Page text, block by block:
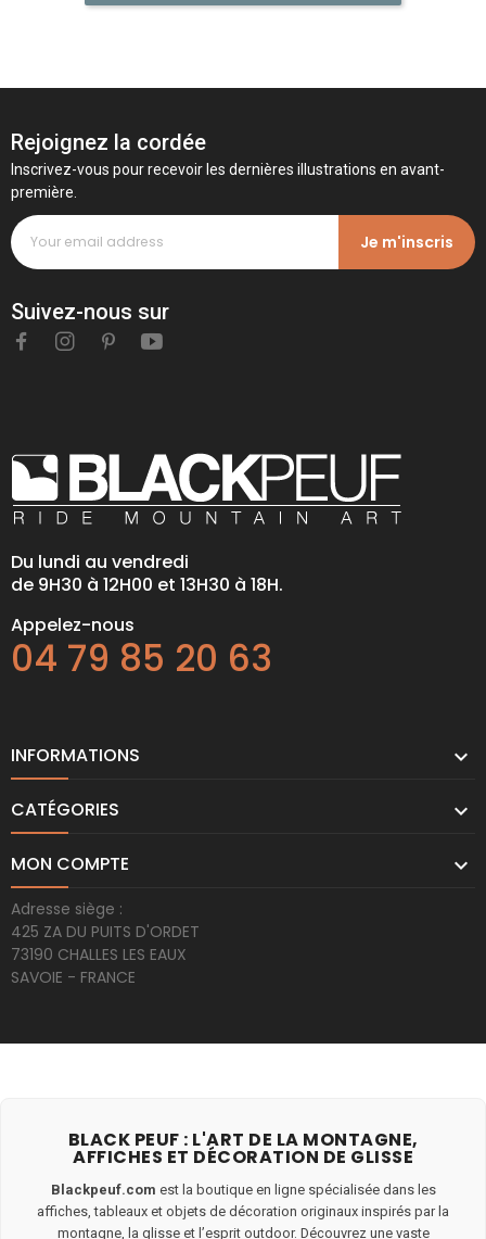
Rejoignez la cordée
Inscrivez-vous pour recevoir les dernières illustrations en avant-
première.
Je m'inscris
Suivez-nous sur
Du lundi au vendredi
de 9H30 à 12H00 et 13H30 à 18H.
Appelez-nous
04 79 85 20 63
INFORMATIONS 
CATÉGORIES 
MON COMPTE 
Adresse siège :
425 ZA DU PUITS D'ORDET
73190 CHALLES LES EAUX
SAVOIE - FRANCE
BLACK PEUF : L'ART DE LA MONTAGNE,
AFFICHES ET DÉCORATION DE GLISSE
Blackpeuf.com est la boutique en ligne spécialisée dans les
affiches, tableaux et objets de décoration originaux inspirés par la
montagne, la glisse et l’esprit outdoor. Découvrez une vaste